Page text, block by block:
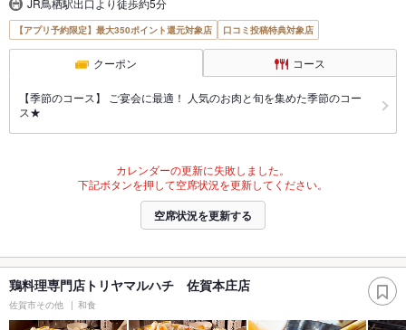
【アプリ予約限定】最大350ポイント還元対象店 口コミ投稿特典対象店
クーポン コース
【季節のコース】 ご宴会に最適！ 人気のお肉と旬を集めた季節のコー
ス★
カレンダーの更新に失敗しました。
下記ボタンを押して空席状況を更新してください。
空席状況を更新する
鶏料理専門店トリヤマルハチ 佐賀本庄店
佐賀市その他 和食